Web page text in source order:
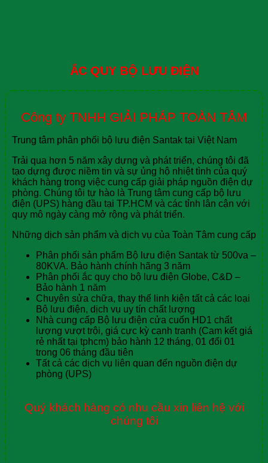
ẮC QUY BỘ LƯU ĐIỆN
Công ty TNHH GIẢI PHÁP TOÀN TÂM
Trung tâm phân phối bộ lưu điện Santak tại Việt Nam
Trải qua hơn 5 năm xây dựng và phát triển, chúng tôi đã
tạo dựng được niềm tin và sự ủng hộ nhiệt tình của quý
khách hàng trong việc cung cấp giải pháp nguồn điện dự
phòng. Chúng tôi tự hào là Trung tâm cung cấp bộ lưu
điện (UPS) hàng đầu tại TP.HCM và các tỉnh lân cận với
quy mô ngày càng mở rộng và phát triển.
Những dịch sản phẩm và dịch vụ của Toàn Tâm cung cấp
Phân phối sản phẩm Bộ lưu điện Santak từ 500va –
80KVA. Bảo hành chính hãng 3 năm
Phân phối ắc quy cho bộ lưu điện Globe, C&D –
Bảo hành 1 năm
Chuyên sửa chữa, thay thế linh kiện tất cả các loại
Bộ lưu điện, dịch vụ uy tín chất lượng
Nhà cung cấp Bộ lưu điện cửa cuốn HD1 chất
lượng vượt trội, giá cực kỳ cạnh tranh (Cam kết giá
rẻ nhất tại tphcm) bảo hành 12 tháng, 01 đổi 01
trong 06 tháng đầu tiên
Tất cả các dịch vụ liên quan đến nguồn điện dự
phòng (UPS)
Quý khách hàng có nhu cầu xin liên hệ với
chúng tôi